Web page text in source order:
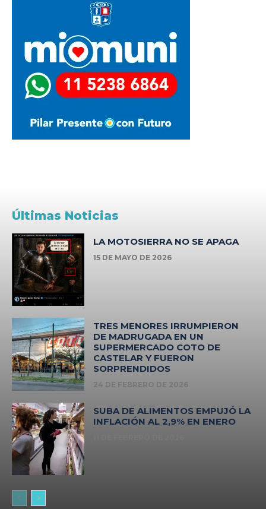
Últimas Noticias
LA MOTOSIERRA NO SE APAGA
15 DE MAYO DE 2026
TRES MENORES IRRUMPIERON
DE MADRUGADA EN UN
SUPERMERCADO COTO DE
CASTELAR Y FUERON
SORPRENDIDOS
24 DE FEBRERO DE 2026
SUBA DE ALIMENTOS EMPUJÓ LA
INFLACIÓN AL 2,9% EN ENERO